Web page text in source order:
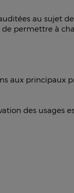
au sujet
permettre à
aux principaux
des usages